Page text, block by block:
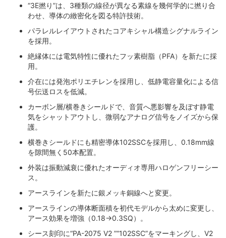
“3E撚り”は、3種類の線径が異なる素線を幾何学的に撚り合
わせ、導体の緻密化を図る特許技術。
パラレルレイアウトされたコアキシャル構造シグナルライン
を採用。
絶縁体には電気特性に優れたフッ素樹脂（PFA）を新たに採
用。
介在には発泡ポリエチレンを採用し、低静電容量化による信
号伝送ロスを低減。
カーボン層/横巻きシールドで、音質へ悪影響を及ぼす静電
気をシャットアウトし、微弱なアナログ信号をノイズから保
護。
横巻きシールドにも精密導体102SSCを採用し、0.18mm線
を隙間無く50本配置。
外装は振動減衰に優れたオーディオ専用ハロゲンフリーシー
ス。
アースラインを新たに銀メッキ銅線へと変更。
アースラインの導体断面積を初代モデルから太めに変更し、
アース効果を増強（0.18→0.3SQ）。
シース刻印に“PA-2075 V2 ”“102SSC”をマーキングし、V2